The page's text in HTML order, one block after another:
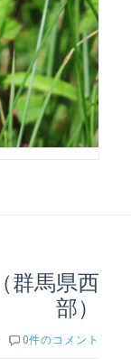
群馬県西
部）
0件のコメント